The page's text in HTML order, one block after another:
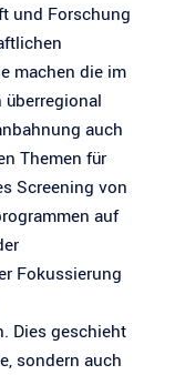
und Forschung
machen die im
auch
Themen für
Screening von
auf
Fokussierung
Dies geschieht
sondern auch